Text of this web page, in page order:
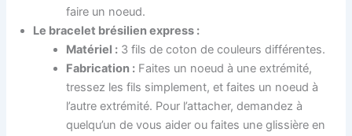
faire un noeud.
Le bracelet brésilien express :
Matériel : 3 fils de coton de couleurs différentes.
Fabrication : Faites un noeud à une extrémité,
tressez les fils simplement, et faites un noeud à
l’autre extrémité. Pour l’attacher, demandez à
quelqu’un de vous aider ou faites une glissière en